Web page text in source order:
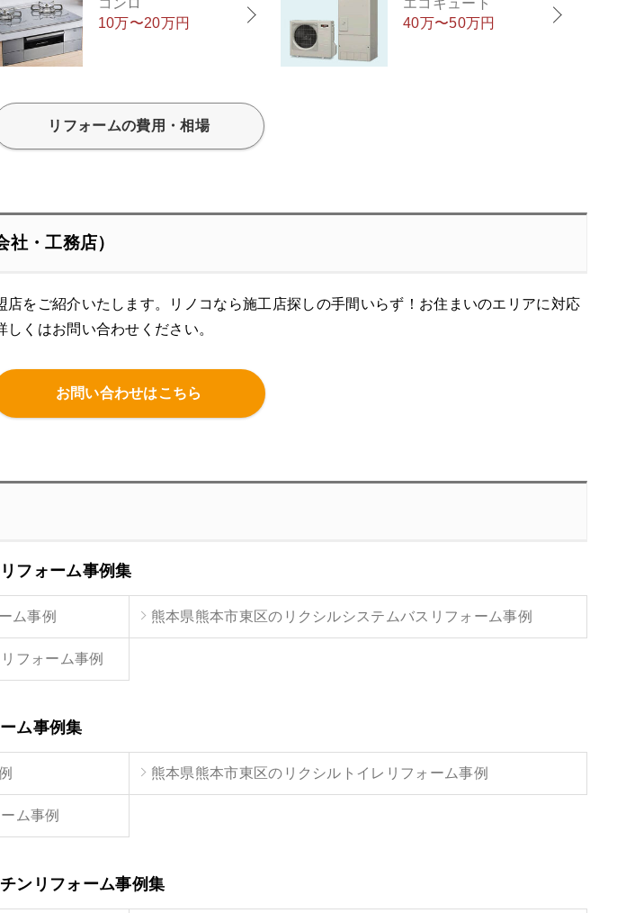
10万〜20万円
40万〜50万円
リフォームの費用・相場
・工務店）
をご紹介いたします。リノコなら施工店探しの手間いらず！お住まいのエリアに対応
しくはお問い合わせください。
お問い合わせはこちら
フォーム事例集
ム事例 熊本県熊本市東区のリクシルシステムバスリフォーム事例
フォーム事例
ム事例集
熊本県熊本市東区のリクシルトイレリフォーム事例
ム事例
ンリフォーム事例集